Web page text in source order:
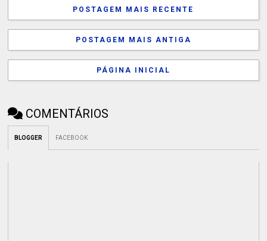
POSTAGEM MAIS RECENTE
POSTAGEM MAIS ANTIGA
PÁGINA INICIAL
COMENTÁRIOS
BLOGGER FACEBOOK